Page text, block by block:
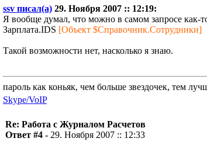
ssv писал(а) 29. Ноября 2007 :: 12:19:
Я вообще думал, что можно в самом запросе как-
Зарплата.IDS [Объект $Справочник.Сотрудники]
Такой возможности нет, насколько я знаю.
пароль как коньяк, чем больше звездочек, тем
Skype/VoIP
Re: Работа с Журналом Расчетов
Ответ #4 - 29. Ноября 2007 :: 12:33